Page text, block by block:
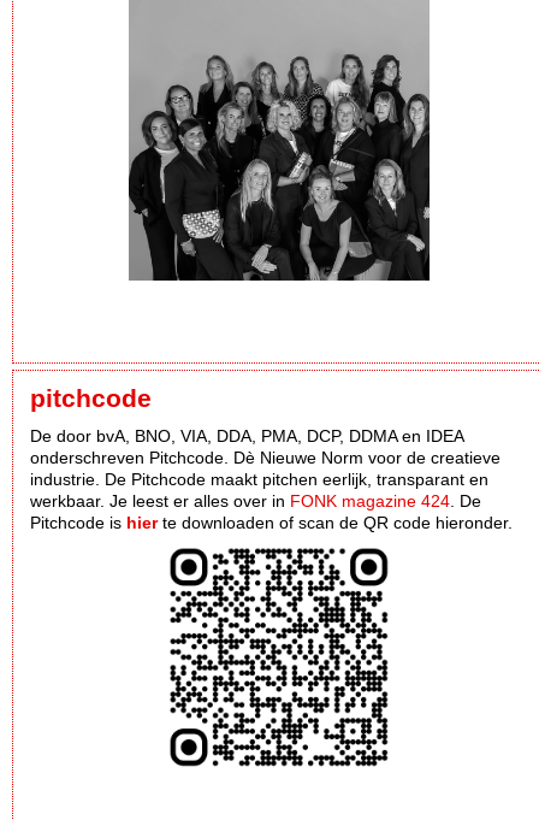
pitchcode
De door bvA, BNO, VIA, DDA, PMA, DCP, DDMA en IDEA
onderschreven Pitchcode. Dè Nieuwe Norm voor de creatieve
industrie. De Pitchcode maakt pitchen eerlijk, transparant en
werkbaar. Je leest er alles over in FONK magazine 424 . De
Pitchcode is hierte downloaden of scan de QR code hieronder.